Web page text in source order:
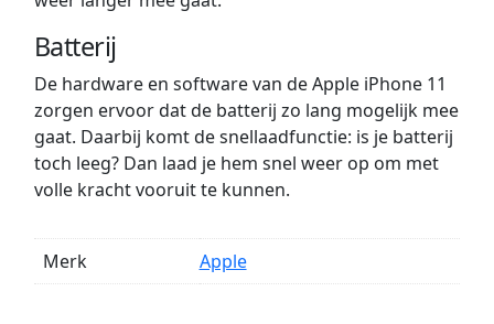
Batterij
De hardware en software van de Apple iPhone 11
zorgen ervoor dat de batterij zo lang mogelijk mee
gaat. Daarbij komt de snellaadfunctie: is je batterij
toch leeg? Dan laad je hem snel weer op om met
volle kracht vooruit te kunnen.
Merk Apple